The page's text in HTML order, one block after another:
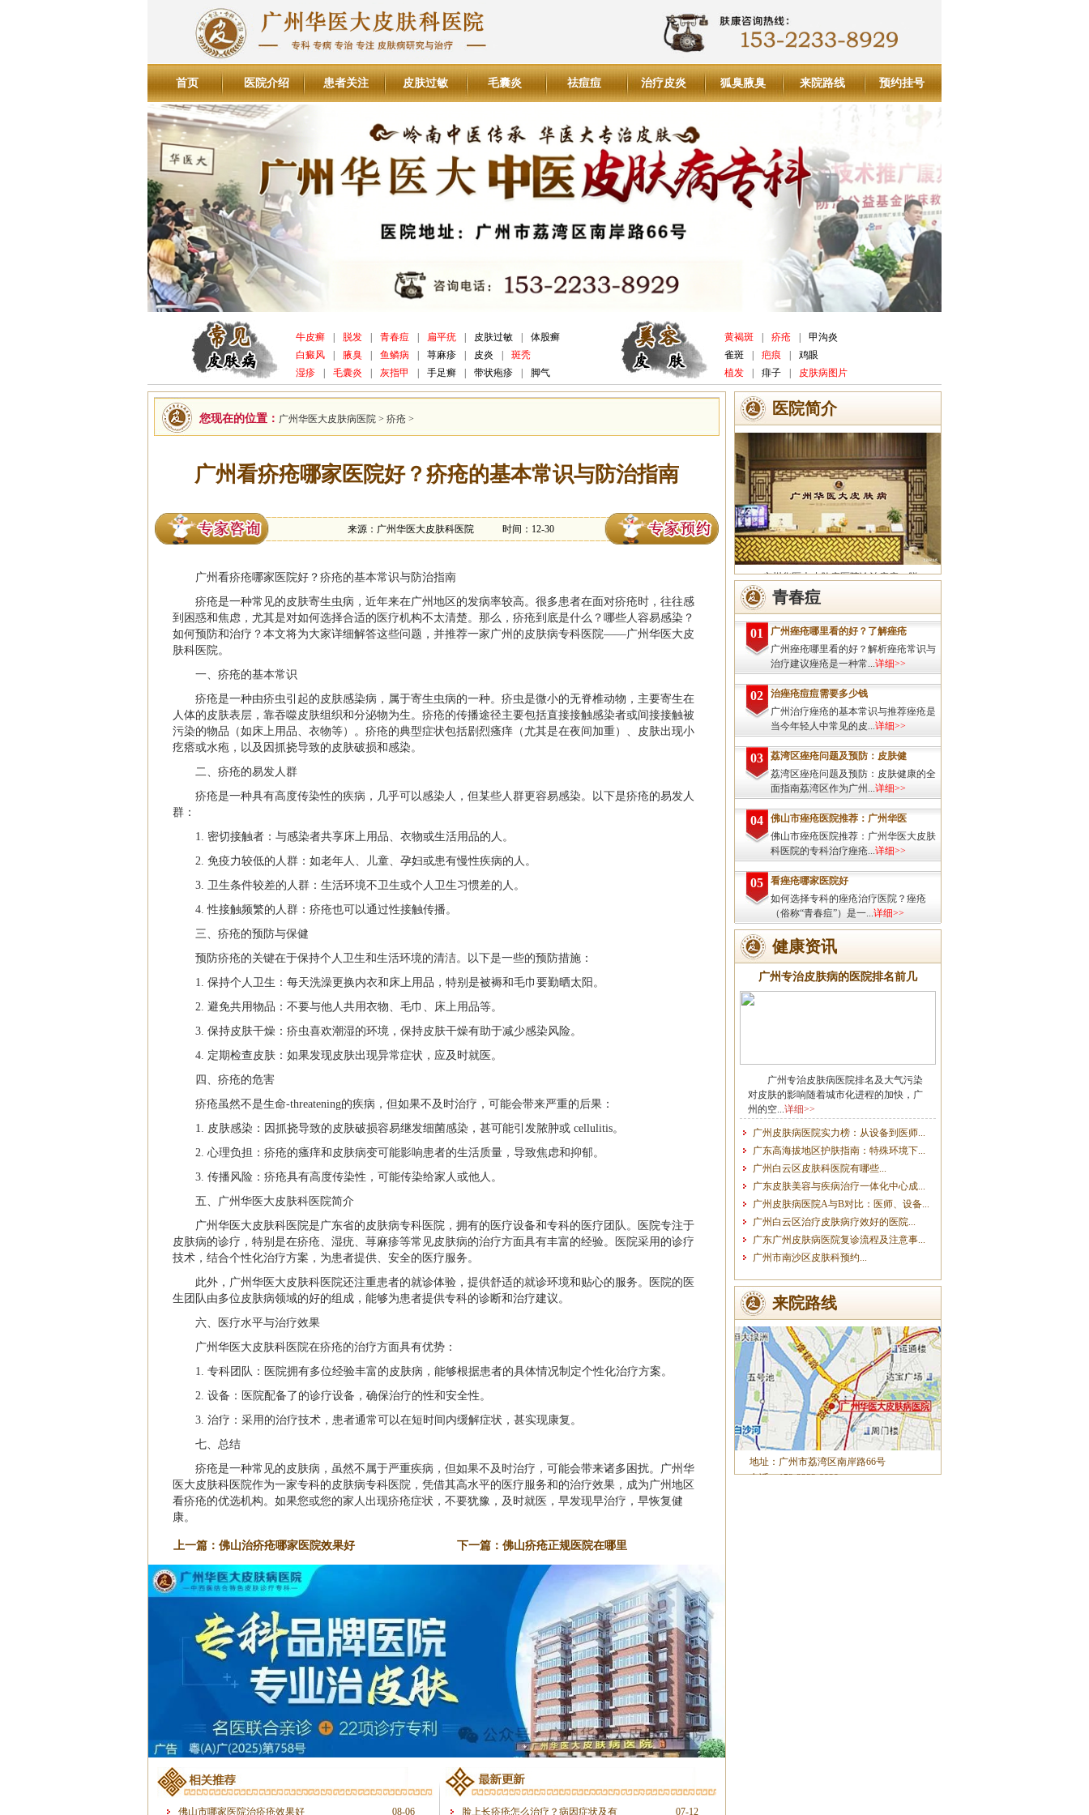
首页 医院介绍 患者关注 皮肤过敏 毛囊炎 祛痘痘 治疗皮炎 狐臭腋臭 来院路线 预约挂号
牛皮癣 脱发 青春痘 扁平疣 皮肤过敏
体股癣
白癜风
腋臭 鱼鳞病 荨麻疹 皮炎
斑秃
湿疹
毛囊炎 灰指甲 手足癣 带状疱疹 脚气
黄褐斑 疥疮
甲沟炎
雀斑
疤痕
鸡眼
植发
痱子 皮肤病图片
您现在的位置： 广州华医大皮肤病医院 > 疥疮 >
广州看疥疮哪家医院好？疥疮的基本常识与防治指南
来源：广州华医大皮肤科医院 时间：12-30
广州看疥疮哪家医院好？疥疮的基本常识与防治指南
疥疮是一种常见的皮肤寄生虫病，近年来在广州地区的发病率较高。很多患者在面对疥疮时，往往感
到困惑和焦虑，尤其是对如何选择合适的医疗机构不太清楚。那么，疥疮到底是什么？哪些人容易感染？
如何预防和治疗？本文将为大家详细解答这些问题，并推荐一家广州的皮肤病专科医院——广州华医大皮
肤科医院。
一、疥疮的基本常识
疥疮是一种由疥虫引起的皮肤感染病，属于寄生虫病的一种。疥虫是微小的无脊椎动物，主要寄生在
人体的皮肤表层，靠吞噬皮肤组织和分泌物为生。疥疮的传播途径主要包括直接接触感染者或间接接触被
污染的物品（如床上用品、衣物等）。疥疮的典型症状包括剧烈瘙痒（尤其是在夜间加重）、皮肤出现小
疙瘩或水疱，以及因抓挠导致的皮肤破损和感染。
二、疥疮的易发人群
疥疮是一种具有高度传染性的疾病，几乎可以感染人，但某些人群更容易感染。以下是疥疮的易发人
群：
1. 密切接触者：与感染者共享床上用品、衣物或生活用品的人。
2. 免疫力较低的人群：如老年人、儿童、孕妇或患有慢性疾病的人。
3. 卫生条件较差的人群：生活环境不卫生或个人卫生习惯差的人。
4. 性接触频繁的人群：疥疮也可以通过性接触传播。
三、疥疮的预防与保健
预防疥疮的关键在于保持个人卫生和生活环境的清洁。以下是一些的预防措施：
1. 保持个人卫生：每天洗澡更换内衣和床上用品，特别是被褥和毛巾要勤晒太阳。
2. 避免共用物品：不要与他人共用衣物、毛巾、床上用品等。
3. 保持皮肤干燥：疥虫喜欢潮湿的环境，保持皮肤干燥有助于减少感染风险。
4. 定期检查皮肤：如果发现皮肤出现异常症状，应及时就医。
四、疥疮的危害
疥疮虽然不是生命-threatening的疾病，但如果不及时治疗，可能会带来严重的后果：
1. 皮肤感染：因抓挠导致的皮肤破损容易继发细菌感染，甚可能引发脓肿或 cellulitis。
2. 心理负担：疥疮的瘙痒和皮肤病变可能影响患者的生活质量，导致焦虑和抑郁。
3. 传播风险：疥疮具有高度传染性，可能传染给家人或他人。
五、广州华医大皮肤科医院简介
广州华医大皮肤科医院是广东省的皮肤病专科医院，拥有的医疗设备和专科的医疗团队。医院专注于
皮肤病的诊疗，特别是在疥疮、湿疣、荨麻疹等常见皮肤病的治疗方面具有丰富的经验。医院采用的诊疗
技术，结合个性化治疗方案，为患者提供、安全的医疗服务。
此外，广州华医大皮肤科医院还注重患者的就诊体验，提供舒适的就诊环境和贴心的服务。医院的医
生团队由多位皮肤病领域的好的组成，能够为患者提供专科的诊断和治疗建议。
六、医疗水平与治疗效果
广州华医大皮肤科医院在疥疮的治疗方面具有优势：
1. 专科团队：医院拥有多位经验丰富的皮肤病，能够根据患者的具体情况制定个性化治疗方案。
2. 设备：医院配备了的诊疗设备，确保治疗的性和安全性。
3. 治疗：采用的治疗技术，患者通常可以在短时间内缓解症状，甚实现康复。
七、总结
疥疮是一种常见的皮肤病，虽然不属于严重疾病，但如果不及时治疗，可能会带来诸多困扰。广州华
医大皮肤科医院作为一家专科的皮肤病专科医院，凭借其高水平的医疗服务和的治疗效果，成为广州地区
看疥疮的优选机构。如果您或您的家人出现疥疮症状，不要犹豫，及时就医，早发现早治疗，早恢复健
康。
下一篇： 佛山疥疮正规医院在哪里
上一篇： 佛山治疥疮哪家医院效果好
08-06
佛山市哪家医院治疥疮效果好 07-12
脸上长疥疮怎么治疗？病因症状及有
医院简介
广州华医大皮肤病医院诊治痤疮、脱
发、灰指甲、荨麻疹、湿疹、皮炎、斑秃、
皮肤过敏、扁平疣、带状疱疹、皮肤瘙痒、
皮肤过敏等皮肤疾病的治疗方面...详细>>
青春痘
01
广州痤疮哪里看的好？了解痤疮
广州痤疮哪里看的好？解析痤疮常识与
治疗建议痤疮是一种常...详细>>
02
治痤疮痘痘需要多少钱
广州治疗痤疮的基本常识与推荐痤疮是
当今年轻人中常见的皮...详细>>
03
荔湾区痤疮问题及预防：皮肤健
荔湾区痤疮问题及预防：皮肤健康的全
面指南荔湾区作为广州...详细>>
04
佛山市痤疮医院推荐：广州华医
佛山市痤疮医院推荐：广州华医大皮肤
科医院的专科治疗痤疮...详细>>
05
看痤疮哪家医院好
如何选择专科的痤疮治疗医院？痤疮
（俗称“青春痘”）是一...详细>>
健康资讯
广州专治皮肤病的医院排名前几
广州专治皮肤病医院排名及大气污染
对皮肤的影响随着城市化进程的加快，广
州的空...详细>>
广州皮肤病医院实力榜：从设备到医师...
广东高海拔地区护肤指南：特殊环境下...
广州白云区皮肤科医院有哪些...
广东皮肤美容与疾病治疗一体化中心成...
广州皮肤病医院A与B对比：医师、设备...
广州白云区治疗皮肤病疗效好的医院...
广东广州皮肤病医院复诊流程及注意事...
广州市南沙区皮肤科预约...
来院路线
地址：广州市荔湾区南岸路66号
电话：153-2233-8929